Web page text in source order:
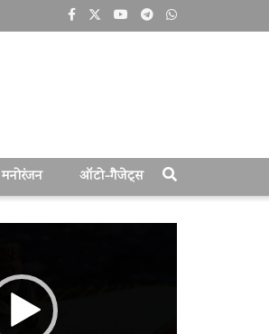
मनोरंजन ऑटो-गैजेट्स